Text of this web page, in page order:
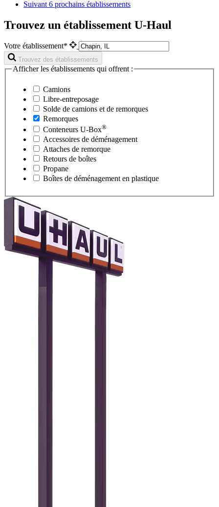
Suivant 6 prochains établissements
Trouvez un établissement U-Haul
Votre établissement*
Trouvez des établissements
Afficher les établissements qui offrent :
Camions
Libre-entreposage
Solde de camions et de remorques
Remorques
Conteneurs U-Box®
Accessoires de déménagement
Attaches de remorque
Retours de boîtes
Propane
Boîtes de déménagement en plastique